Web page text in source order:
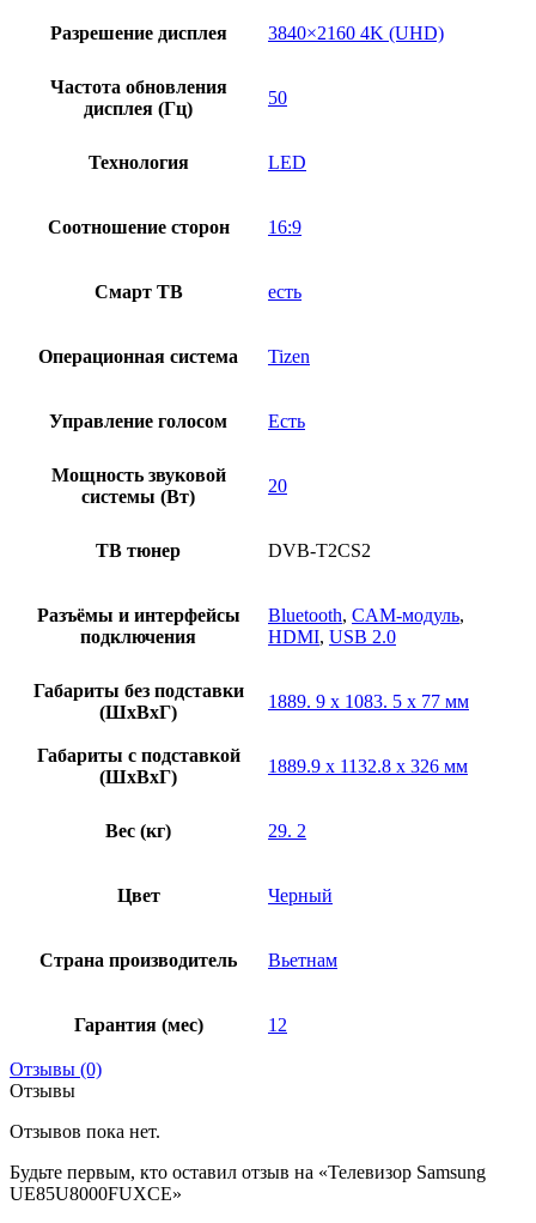
Разрешение дисплея 3840×2160 4K (UHD)
Частота обновления
дисплея (Гц)
50
Технология LED
Соотношение сторон 16:9
Смарт ТВ есть
Операционная система Tizen
Управление голосом Есть
Мощность звуковой
системы (Вт)
20
ТВ тюнер DVB-T2CS2
Разъёмы и интерфейсы
подключения
Bluetooth, CAM-модуль,
HDMI, USB 2.0
Габариты без подставки
(ШхВхГ)
1889. 9 x 1083. 5 x 77 мм
Габариты с подставкой
(ШхВхГ)
1889.9 x 1132.8 x 326 мм
Вес (кг) 29. 2
Цвет Черный
Страна производитель Вьетнам
Гарантия (мес) 12
Отзывы (0)
Отзывы
Отзывов пока нет.
Будьте первым, кто оставил отзыв на «Телевизор Samsung
UE85U8000FUXCE»